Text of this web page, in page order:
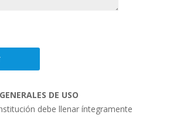
DE USO
debe llenar íntegramente